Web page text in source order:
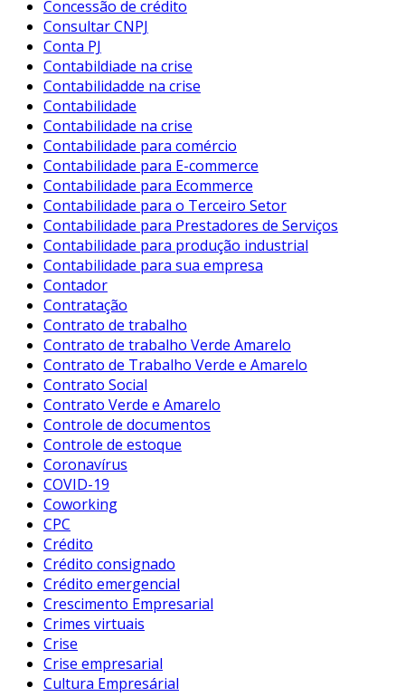
Concessão de crédito
Consultar CNPJ
Conta PJ
Contabildiade na crise
Contabilidadde na crise
Contabilidade
Contabilidade na crise
Contabilidade para comércio
Contabilidade para E-commerce
Contabilidade para Ecommerce
Contabilidade para o Terceiro Setor
Contabilidade para Prestadores de Serviços
Contabilidade para produção industrial
Contabilidade para sua empresa
Contador
Contratação
Contrato de trabalho
Contrato de trabalho Verde Amarelo
Contrato de Trabalho Verde e Amarelo
Contrato Social
Contrato Verde e Amarelo
Controle de documentos
Controle de estoque
Coronavírus
COVID-19
Coworking
CPC
Crédito
Crédito consignado
Crédito emergencial
Crescimento Empresarial
Crimes virtuais
Crise
Crise empresarial
Cultura Empresárial